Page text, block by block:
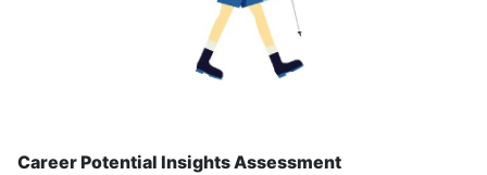
Career Potential Insights Assessment